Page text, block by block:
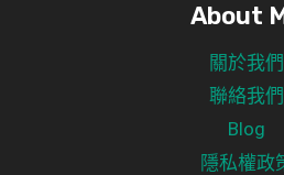
About
關於我們
聯絡我們
Blog
隱私權政